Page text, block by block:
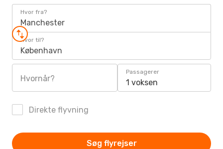
Hvor fra?
Manchester
Hvor til?
København
Hvornår?
Passagerer
1 voksen
Direkte flyvning
Søg flyrejser